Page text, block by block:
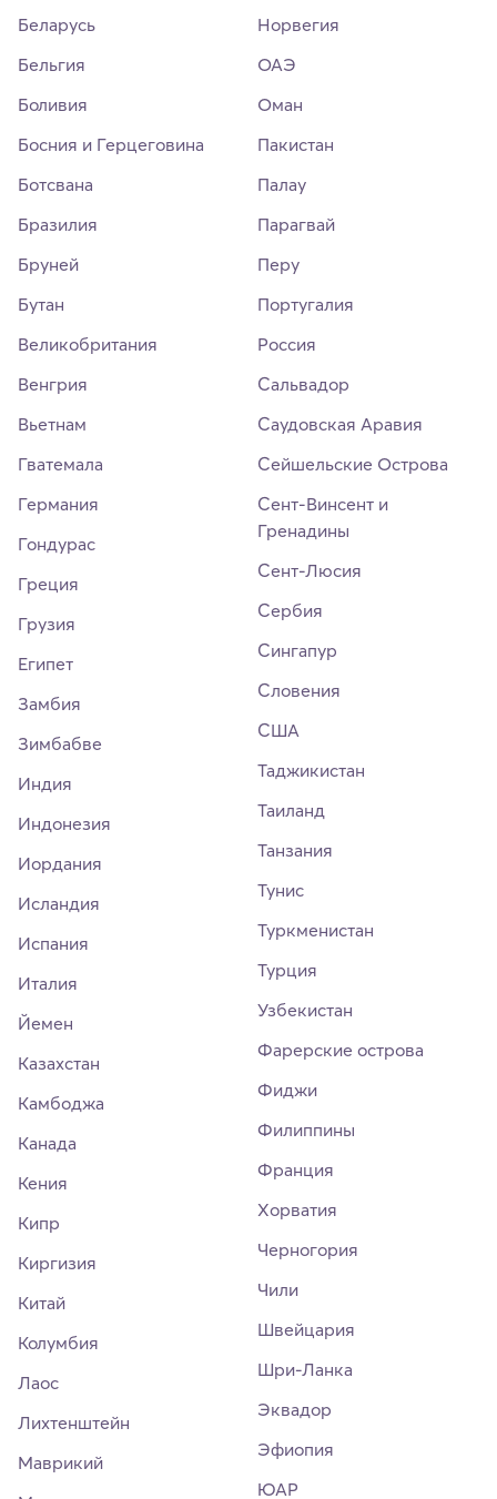
Беларусь
Бельгия
Боливия
Босния и Герцеговина
Ботсвана
Бразилия
Бруней
Бутан
Великобритания
Венгрия
Вьетнам
Гватемала
Германия
Гондурас
Греция
Грузия
Египет
Замбия
Зимбабве
Индия
Индонезия
Иордания
Исландия
Испания
Италия
Йемен
Казахстан
Камбоджа
Канада
Кения
Кипр
Киргизия
Китай
Колумбия
Лаос
Лихтенштейн
Маврикий
Норвегия
ОАЭ
Оман
Пакистан
Палау
Парагвай
Перу
Португалия
Россия
Сальвадор
Саудовская Аравия
Сейшельские Острова
Сент-Винсент и
Гренадины
Сент-Люсия
Сербия
Сингапур
Словения
США
Таджикистан
Таиланд
Танзания
Тунис
Туркменистан
Турция
Узбекистан
Фарерские острова
Фиджи
Филиппины
Франция
Хорватия
Черногория
Чили
Швейцария
Шри-Ланка
Эквадор
Эфиопия
ЮАР